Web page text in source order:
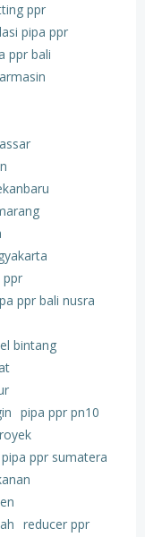
ppr
pipa ppr
ppr bali
ppr
ppr bali nusra
bintang
pipa ppr pn10
pipa ppr sumatera
reducer ppr